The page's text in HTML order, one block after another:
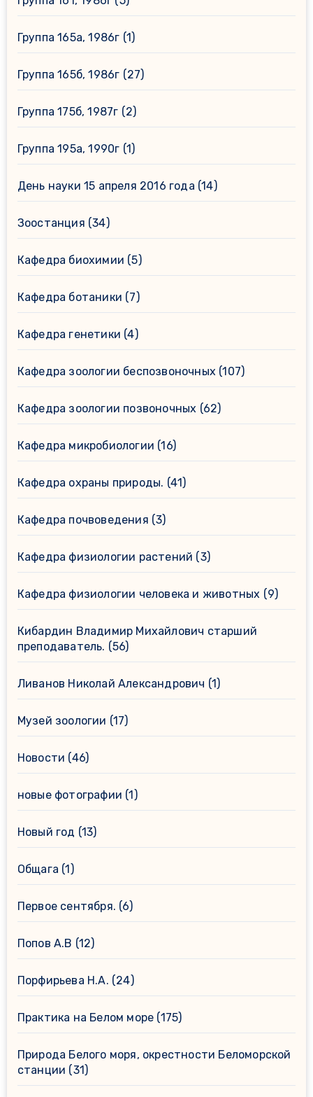
Группа 165а, 1986г (1)
Группа 165б, 1986г (27)
Группа 175б, 1987г (2)
Группа 195а, 1990г (1)
День науки 15 апреля 2016 года (14)
Зоостанция (34)
Кафедра биохимии (5)
Кафедра ботаники (7)
Кафедра генетики (4)
Кафедра зоологии беспозвоночных (107)
Кафедра зоологии позвоночных (62)
Кафедра микробиологии (16)
Кафедра охраны природы. (41)
Кафедра почвоведения (3)
Кафедра физиологии растений (3)
Кафедра физиологии человека и животных (9)
Кибардин Владимир Михайлович старший
преподаватель. (56)
Ливанов Николай Александрович (1)
Музей зоологии (17)
Новости (46)
новые фотографии (1)
Новый год (13)
Общага (1)
Первое сентября. (6)
Попов А.В (12)
Порфирьева Н.А. (24)
Практика на Белом море (175)
Природа Белого моря, окрестности Беломорской
станции (31)